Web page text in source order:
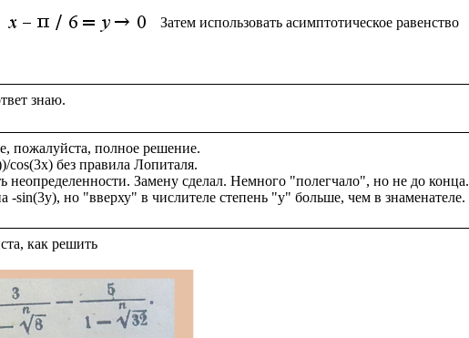
Затем использовать асимптотическое равенство
пожалуйста, полное решение.
без правила Лопиталя.
неопределенности. Замену сделал. Немного "полегчало", но не до конца.